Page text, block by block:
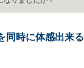
同時に体感出来る